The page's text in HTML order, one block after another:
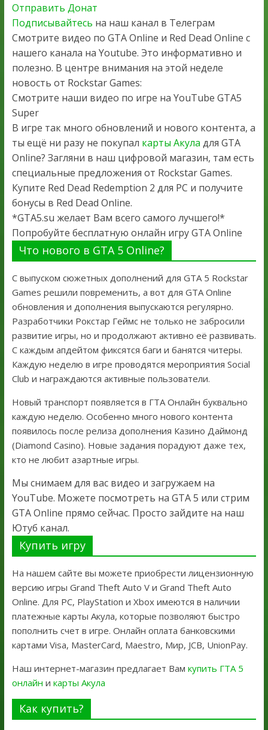
Отправить Донат
Подписывайтесь на наш канал в Телеграм
Смотрите видео по GTA Online и Red Dead Online с
нашего канала на Youtube. Это информативно и
полезно. В центре внимания на этой неделе
новость от Rockstar Games:
Смотрите наши видео по игре на YouTube GTA5
Super
В игре так много обновлений и нового контента, а
ты ещё ни разу не покупал карты Акула для GTA
Online? Загляни в наш цифровой магазин, там есть
специальные предложения от Rockstar Games.
Купите Red Dead Redemption 2 для PC и получите
бонусы в Red Dead Online.
*GTA5.su желает Вам всего самого лучшего!*
Попробуйте бесплатную онлайн игру GTA Online
Что нового в GTA 5 Online?
С выпуском сюжетных дополнений для GTA 5 Rockstar
Games решили повременить, а вот для GTA Online
обновления и дополнения выпускаются регулярно.
Разработчики Рокстар Геймс не только не забросили
развитие игры, но и продолжают активно её развивать.
С каждым апдейтом фиксятся баги и банятся читеры.
Каждую неделю в игре проводятся мероприятия Social
Club и награждаются активные пользователи.
Новый транспорт появляется в ГТА Онлайн буквально
каждую неделю. Особенно много нового контента
появилось после релиза дополнения Казино Даймонд
(Diamond Casino). Новые задания порадуют даже тех,
кто не любит азартные игры.
Мы снимаем для вас видео и загружаем на
YouTube. Можете посмотреть на GTA 5 или стрим
GTA Online прямо сейчас. Просто зайдите на наш
Ютуб канал.
Купить игру
На нашем сайте вы можете приобрести лицензионную
версию игры Grand Theft Auto V и Grand Theft Auto
Online. Для PC, PlayStation и Xbox имеются в наличии
платежные карты Акула, которые позволяют быстро
пополнить счет в игре. Онлайн оплата банковскими
картами Visa, MasterCard, Maestro, Мир, JCB, UnionPay.
Наш интернет-магазин предлагает Вам купить ГТА 5
онлайн и карты Акула
Как купить?